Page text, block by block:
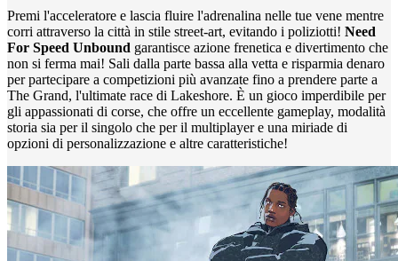
Premi l'acceleratore e lascia fluire l'adrenalina nelle tue vene mentre
corri attraverso la città in stile street-art, evitando i poliziotti! Need
For Speed Unbound garantisce azione frenetica e divertimento che
non si ferma mai! Sali dalla parte bassa alla vetta e risparmia denaro
per partecipare a competizioni più avanzate fino a prendere parte a
The Grand, l'ultimate race di Lakeshore. È un gioco imperdibile per
gli appassionati di corse, che offre un eccellente gameplay, modalità
storia sia per il singolo che per il multiplayer e una miriade di
opzioni di personalizzazione e altre caratteristiche!